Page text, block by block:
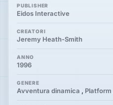
PUBLISHER
Eidos Interactive
CREATORI
Jeremy Heath-Smith
ANNO
1996
GENERE
Avventura dinamica , Platform